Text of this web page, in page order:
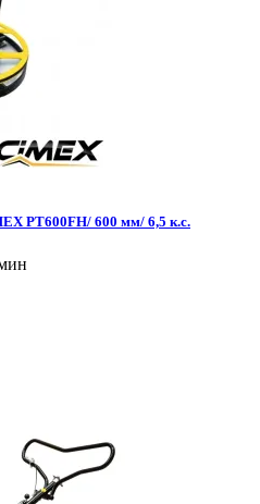
PT600FH/ 600 мм/ 6,5 к.с.